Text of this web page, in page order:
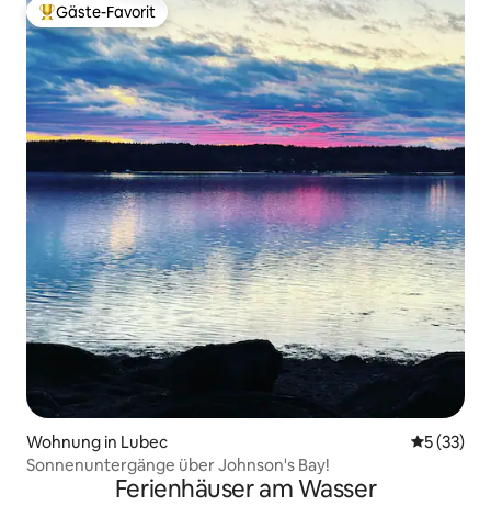
Beliebter Gäste-Favorit.
Gäste-Favorit
Wohnung in Lubec
5 (33)
Sonnenuntergänge über Johnson's Bay!
Ferienhäuser am Wasser